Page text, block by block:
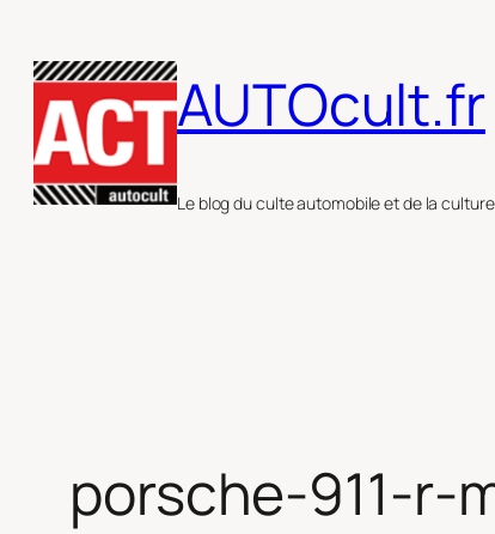
au
contenu
AUTOcult.fr
Le blog du culte automobile et de la
porsche-911-r-